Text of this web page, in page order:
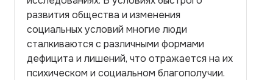
развития общества и изменения
социальных условий многие люди
сталкиваются с различными формами
дефицита и лишений, что отражается на их
психическом и социальном благополучии.